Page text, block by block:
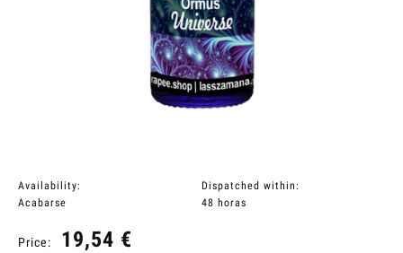
Availability:
Acabarse
Dispatched within:
48 horas
Price: 19,54 €